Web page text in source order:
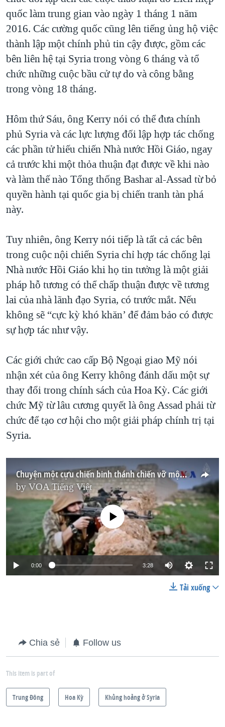
quốc làm trung gian vào ngày 1 tháng 1 năm
2016. Các cường quốc cũng lên tiếng ủng hộ việc
thành lập một chính phủ tin cậy được, gồm các
bên liên hệ tại Syria trong vòng 6 tháng và tổ
chức những cuộc bầu cử tự do và công bằng
trong vòng 18 tháng.
Hôm thứ Sáu, ông Kerry nói có thể đưa chính
phủ Syria và các lực lượng đối lập hợp tác chống
các phần tử hiếu chiến Nhà nước Hồi Giáo, ngay
cả trước khi một thỏa thuận đạt được về khi nào
và làm thế nào Tổng thống Bashar al-Assad từ bỏ
quyền hành tại quốc gia bị chiến tranh tàn phá
này.
Tuy nhiên, ông Kerry nói tiếp là tất cả các bên
trong cuộc nội chiến Syria chỉ hợp tác chống lại
Nhà nước Hồi Giáo khi họ tin tưởng là một giải
pháp hỗ tương có thể chấp thuận được về tương
lai của nhà lãnh đạo Syria, có trước mắt. Nếu
không sẽ “cực kỳ khó khăn’ để đảm bảo có được
sự hợp tác như vậy.
Các giới chức cao cấp Bộ Ngoại giao Mỹ nói
nhận xét của ông Kerry không đánh dấu một sự
thay đổi trong chính sách của Hoa Kỳ. Các giới
chức Mỹ từ lâu cương quyết là ông Assad phải từ
chức để tạo cơ hội cho một giải pháp chính trị tại
Syria.
Chuyện một cựu chiến binh thánh chiến vỡ mộng ở Syria
byVOA Tiếng Việt
No media source currently available
0:00 3:28
Tải xuống
Chia sẻ Follow us
This item is part of
Trung Ðông Hoa Kỳ Khủng hoảng ở Syria